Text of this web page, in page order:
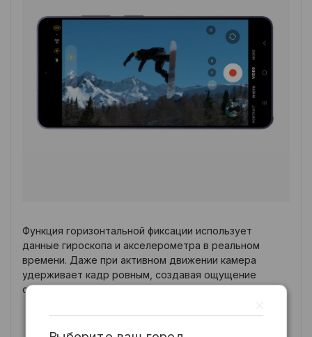
Функция горизонтальной фиксации использует
данные гироскопа и акселерометра в реальном
времени. Даже при активном движении камера
удерживает кадр ровным, создавая ощущение
съемки со стабилизатора.